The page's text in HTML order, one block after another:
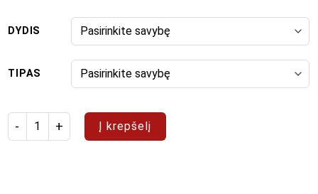
DYDIS
TIPAS
produkto kiekis: Paveikslas "Abstraktas 44"
Į krepšelį